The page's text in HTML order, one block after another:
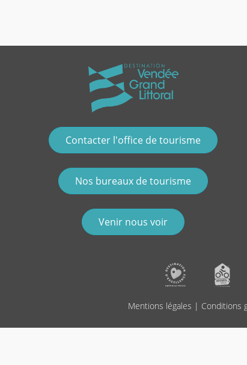
Contacter l'office de tourisme
Nos bureaux de tourisme
Venir nous voir
Mentions légales | Conditions